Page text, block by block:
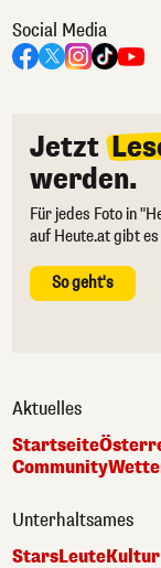
Social Media
Jetzt
werden.
Für jedes Foto in
auf Heute.at gibt
So geht's
Aktuelles
Startseite
Community
Unterhaltsames
StarsLeuteKultur